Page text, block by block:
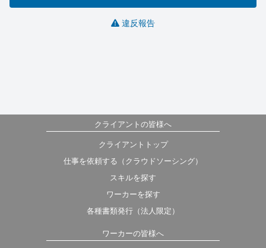
違反報告
クライアントの皆様へ
クライアントトップ
仕事を依頼する（クラウドソーシング）
スキルを探す
ワーカーを探す
各種書類発行（法人限定）
ワーカーの皆様へ